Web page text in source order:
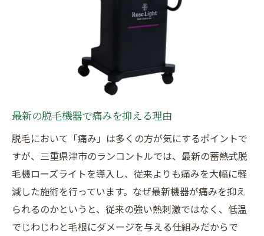
脱毛後に実感できる優しい肌の変化
効果重視でも痛みを抑えるための工夫
脱毛施術前後の肌ケアで優しさを維持
安心できる脱毛選択のポイント解説
津市で痛みの少ない脱毛を体験する方法
津市で脱毛を痛み少なく始める方法
脱毛前に知りたい安心ポイントまとめ
痛くない脱毛体験の流れと注意点解説
脱毛の痛みを不安なく減らす事前対策
不安を解消する脱毛選びのポイントまとめ
痛みへの不安を減らす脱毛選びの基準
最新の脱毛機器で痛みを抑える理由
脱毛において「痛み」は多くの方が気にするポイントで
すが、三重県津市のランコントルでは、最新の蓄熱式脱
毛機ローズライトを導入し、従来よりも痛みを大幅に軽
減した施術を行っています。なぜ最新機器が痛みを抑え
られるのかというと、従来の強い熱刺激ではなく、低温
でじわじわと毛根にダメージを与える仕組みだからで